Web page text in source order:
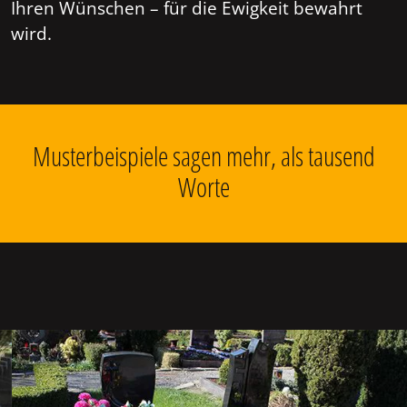
Ihren Wünschen – für die Ewigkeit bewahrt
wird.
Musterbeispiele sagen mehr, als tausend
Worte